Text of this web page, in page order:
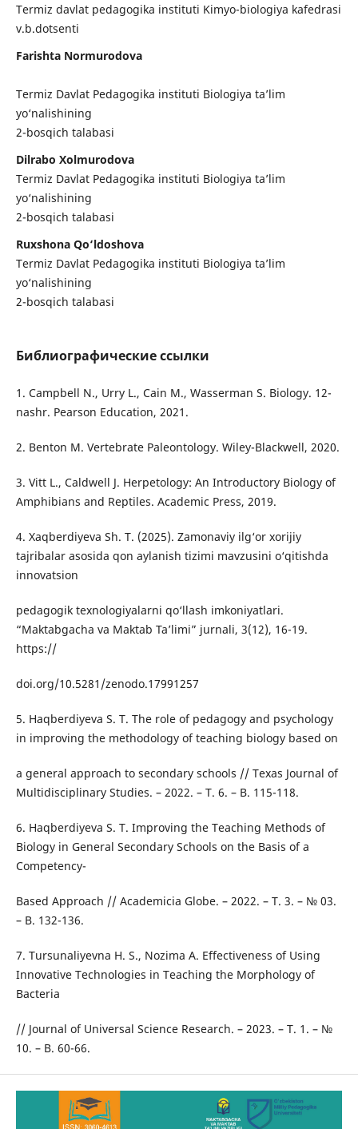
Termiz davlat pedagogika instituti Kimyo-biologiya kafedrasi
v.b.dotsenti
Farishta Normurodova
Termiz Davlat Pedagogika instituti Biologiya ta’lim
yo‘nalishining
2-bosqich talabasi
Dilrabo Xolmurodova
Termiz Davlat Pedagogika instituti Biologiya ta’lim
yo‘nalishining
2-bosqich talabasi
Ruxshona Qo‘ldoshova
Termiz Davlat Pedagogika instituti Biologiya ta’lim
yo‘nalishining
2-bosqich talabasi
Библиографические ссылки
1. Campbell N., Urry L., Cain M., Wasserman S. Biology. 12-
nashr. Pearson Education, 2021.
2. Benton M. Vertebrate Paleontology. Wiley-Blackwell, 2020.
3. Vitt L., Caldwell J. Herpetology: An Introductory Biology of
Amphibians and Reptiles. Academic Press, 2019.
4. Xaqberdiyeva Sh. T. (2025). Zamonaviy ilg‘or xorijiy
tajribalar asosida qon aylanish tizimi mavzusini o‘qitishda
innovatsion
pedagogik texnologiyalarni qo‘llash imkoniyatlari.
“Maktabgacha va Maktab Ta’limi” jurnali, 3(12), 16-19.
https://
doi.org/10.5281/zenodo.17991257
5. Haqberdiyeva S. T. The role of pedagogy and psychology
in improving the methodology of teaching biology based on
a general approach to secondary schools // Texas Journal of
Multidisciplinary Studies. – 2022. – T. 6. – B. 115-118.
6. Haqberdiyeva S. T. Improving the Teaching Methods of
Biology in General Secondary Schools on the Basis of a
Competency-
Based Approach // Academicia Globe. – 2022. – T. 3. – № 03.
– B. 132-136.
7. Tursunaliyevna H. S., Nozima A. Effectiveness of Using
Innovative Technologies in Teaching the Morphology of
Bacteria
// Journal of Universal Science Research. – 2023. – T. 1. – №
10. – B. 60-66.